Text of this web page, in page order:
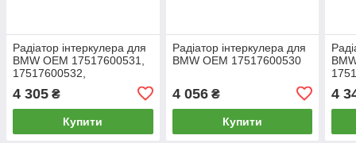
Радіатор інтеркулера для
BMW OEM 17517600531,
17517600532,
4 305 ₴
Купити
Радіатор інтеркулера для
BMW OEM 17517600530
4 056₴
Купити
4